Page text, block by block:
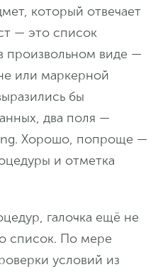
который отвечает
— это список
произвольном виде —
или маркерной
бы
два поля —
Хорошо, попроще —
и отметка
галочка ещё не
список. По мере
условий из